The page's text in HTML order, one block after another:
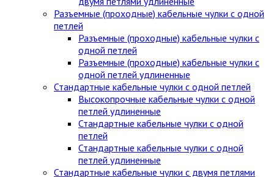
Разъемные (проходные) кабельные чулки с одной
петлей
Разъемные (проходные) кабельные чулки с
одной петлей
Разъемные (проходные) кабельные чулки с
одной петлей удлиненные
Стандартные кабельные чулки c одной петлей
Высокопрочные кабельные чулки с одной
петлей удлиненные
Стандартные кабельные чулки с одной
петлей
Стандартные кабельные чулки с одной
петлей удлиненные
Стандартные кабельные чулки с двумя петлями